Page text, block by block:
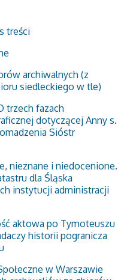
treści
archiwalnych (z
siedleckiego w tle)
trzech fazach
dotyczącej Anny s.
Sióstr
nieznane i niedocenione.
dla Śląska
instytucji administracji
aktowa po Tymoteuszu
historii pogranicza
w Warszawie